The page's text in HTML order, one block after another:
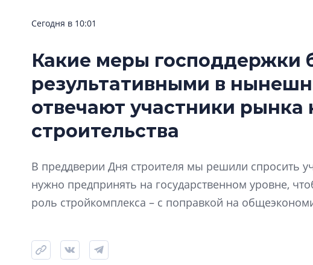
Сегодня в 10:01
Какие меры господдержки
результативными в
отвечают участники
строительства
В преддверии Дня строителя мы решили спросить
нужно предпринять на государственном уровне,
роль стройкомплекса – с поправкой на